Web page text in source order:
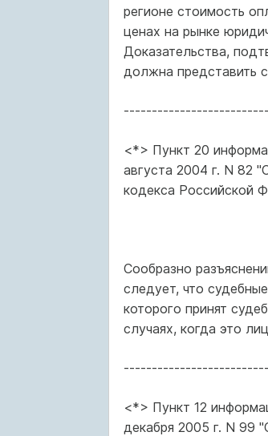
регионе стоимость
ценах на рынке
Доказательства,
должна представить
<*> Пункт 20
августа 2004 г. N 82
кодекса Российской
Сообразно
следует, что
которого принят
случаях, когда это
<*> Пункт 12
декабря 2005 г. N 99